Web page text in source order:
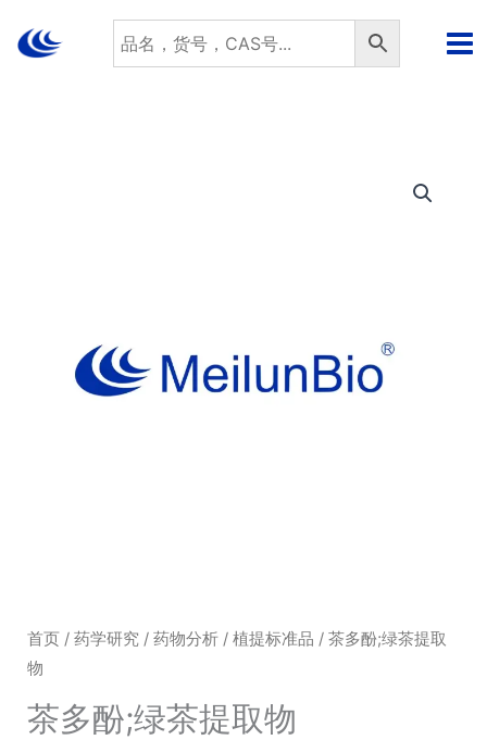
首页/ 药学研究/ 药物分析/ 植提标准品 / 茶多酚;绿茶提取
物
茶多酚;绿茶提取物